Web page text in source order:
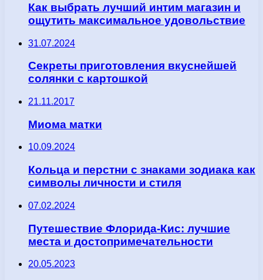
Как выбрать лучший интим магазин и
ощутить максимальное удовольствие
31.07.2024
Секреты приготовления вкуснейшей
солянки с картошкой
21.11.2017
Миома матки
10.09.2024
Кольца и перстни с знаками зодиака как
символы личности и стиля
07.02.2024
Путешествие Флорида-Кис: лучшие
места и достопримечательности
20.05.2023